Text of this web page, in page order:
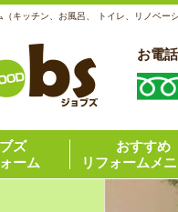
キッチン、お風呂、 トイレ、リノベー
お電
ズ
ーム
おすすめ
リフォームメ